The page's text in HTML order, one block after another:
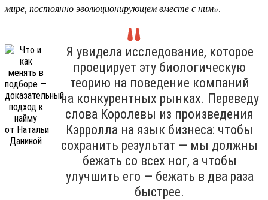
мире, постоянно эволюционирующем вместе с ним».
Я увидела исследование, которое
проецирует эту биологическую
теорию на поведение компаний
на конкурентных рынках. Переведу
слова Королевы из произведения
Кэрролла на язык бизнеса: чтобы
сохранить результат — мы должны
бежать со всех ног, а чтобы
улучшить его — бежать в два раза
быстрее.